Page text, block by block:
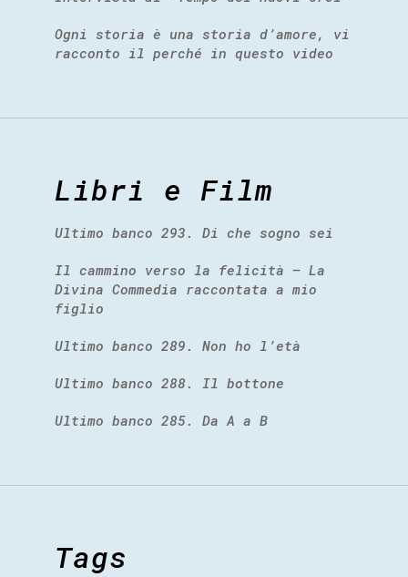
Ogni storia è una storia d’amore, vi
racconto il perché in questo video
Libri e Film
Ultimo banco 293. Di che sogno sei
Il cammino verso la felicità – La
Divina Commedia raccontata a mio
figlio
Ultimo banco 289. Non ho l’età
Ultimo banco 288. Il bottone
Ultimo banco 285. Da A a B
Tags